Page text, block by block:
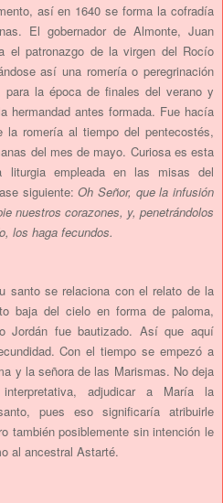
así en 1640 se forma la cofradía
El gobernador de Almonte, Juan
el patronazgo de la virgen del Rocío
así una romería o peregrinación
la época de finales del verano y
hermandad antes formada. Fue hacía
romería al tiempo del pentecostés,
del mes de mayo. Curiosa es esta
liturgia empleada en las misas del
siguiente:Oh Señor, que la infusión
nuestros corazones, y, penetrándolos
los haga fecundos.
santo se relaciona con el relato de la
baja del cielo en forma de paloma,
Jordán fue bautizado. Así que aquí
Con el tiempo se empezó a
y la señora de las Marismas. No deja
adjudicar a María la
pues eso significaría atribuirle
también posiblemente sin intención le
al ancestral Astarté.